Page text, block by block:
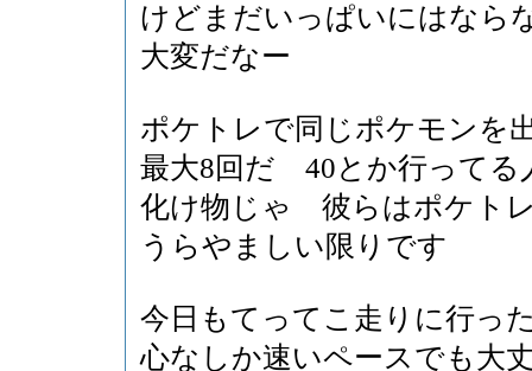
けどまだいっぱいにはなら
大変だなー
ポケトレで同じポケモンを
最大8回だ 40とか行ってる
化け物じゃ 彼らはポケト
うらやましい限りです
今日もてってこ走りに行っ
心なしか速いペースでも大